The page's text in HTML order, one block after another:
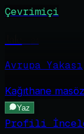
Çevrimiçi
Avrupa Yakası
Kağıthane
Yaz
Profili